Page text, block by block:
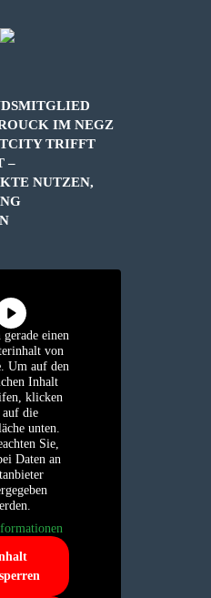
IM NEGZ
TRIFFT
–
NUTZEN,
gerade einen
von
. Um auf den
Inhalt
klicken
auf die
unten.
Sie,
Daten an